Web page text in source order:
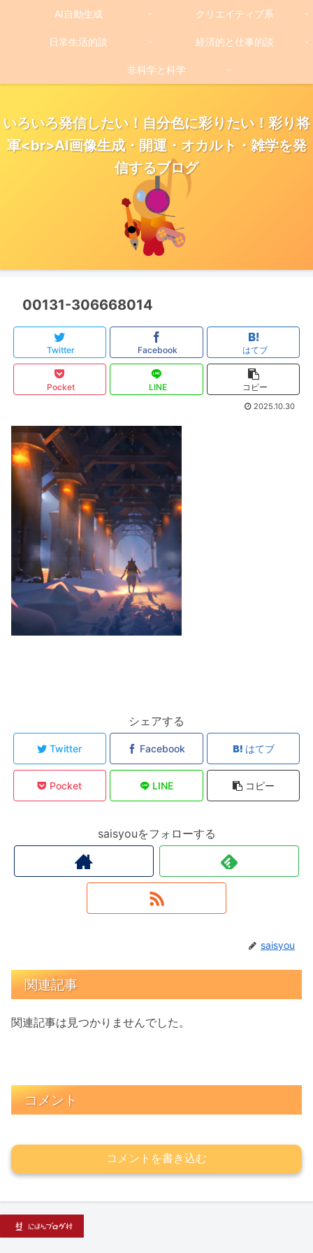
いろいろ発信したい！自分色に彩りたい！彩り将
軍<br>AI画像生成・開運・オカルト・雑学を発
信するブログ
AI自動生成 クリエイティブ系
日常生活的談 経済的と仕事的談
非科学と科学
00131-306668014
Twitter Facebook はてブ
Pocket LINE コピー
2025.10.30
シェアする
Twitter Facebook はてブ
Pocket LINE コピー
saisyouをフォローする
saisyou
関連記事
関連記事は見つかりませんでした。
コメント
コメントを書き込む